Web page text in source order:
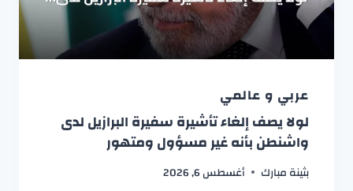
عربي و عالمي
لولا يصف إلغاء تأشيرة سفيرة البرازيل لدى
واشنطن بأنه غير مسؤول ومتهور
بثينة مبارك أغسطس 6, 2026